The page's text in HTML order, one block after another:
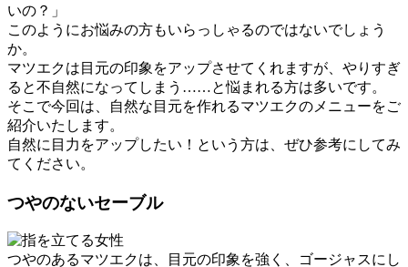
いの？」
このようにお悩みの方もいらっしゃるのではないでしょう
か。
マツエクは目元の印象をアップさせてくれますが、やりすぎ
ると不自然になってしまう……と悩まれる方は多いです。
そこで今回は、自然な目元を作れるマツエクのメニューをご
紹介いたします。
自然に目力をアップしたい！という方は、ぜひ参考にしてみ
てください。
つやのないセーブル
つやのあるマツエクは、目元の印象を強く、ゴージャスにし